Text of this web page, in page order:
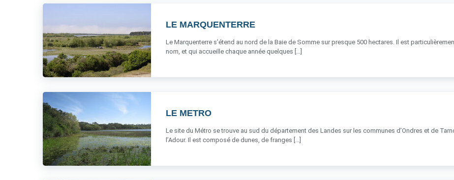
LE MARQUENTERRE
Le Marquenterre s’étend au nord de la Baie de Somme sur presque 500 hectares. Il est
nom, et qui accueille chaque année quelques [...]
LE METRO
Le site du Métro se trouve au sud du département des Landes sur les communes d’Ondres et de
l’Adour. Il est composé de dunes, de franges [...]